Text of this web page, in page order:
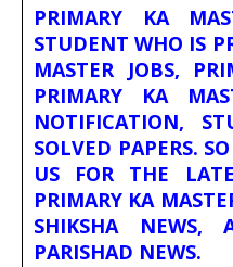
PRIMARY KA
STUDENT WHO IS
MASTER JOBS,
PRIMARY KA
NOTIFICATION,
SOLVED PAPERS.
US FOR THE
PRIMARY KA
SHIKSHA NEWS,
PARISHAD NEWS.